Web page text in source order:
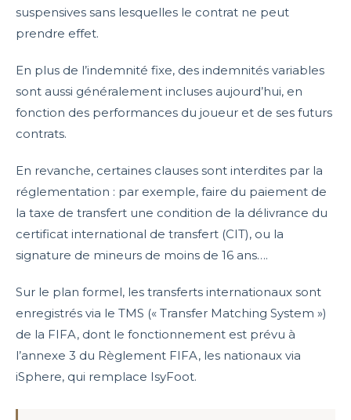
suspensives sans lesquelles le contrat ne peut
prendre effet.
En plus de l’indemnité fixe, des indemnités variables
sont aussi généralement incluses aujourd’hui, en
fonction des performances du joueur et de ses futurs
contrats.
En revanche, certaines clauses sont interdites par la
réglementation : par exemple, faire du paiement de
la taxe de transfert une condition de la délivrance du
certificat international de transfert (CIT), ou la
signature de mineurs de moins de 16 ans….
Sur le plan formel, les transferts internationaux sont
enregistrés via le TMS (« Transfer Matching System »)
de la FIFA, dont le fonctionnement est prévu à
l’annexe 3 du Règlement FIFA, les nationaux via
iSphere, qui remplace IsyFoot.